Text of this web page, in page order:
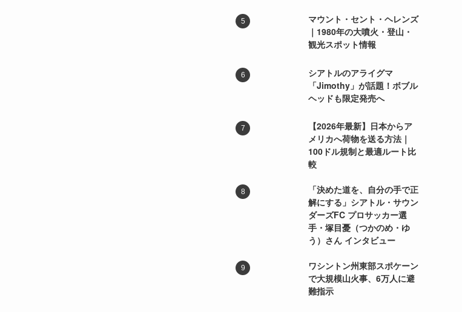
マウント・セント・ヘレンズ
｜1980年の大噴火・登山・
観光スポット情報
シアトルのアライグマ
「Jimothy」が話題！ボブル
ヘッドも限定発売へ
【2026年最新】日本からア
メリカへ荷物を送る方法｜
100ドル規制と最適ルート比
較
「決めた道を、自分の手で正
解にする」シアトル・サウン
ダーズFC プロサッカー選
手・塚目憂（つかのめ・ゆ
う）さん インタビュー
ワシントン州東部スポケーン
で大規模山火事、6万人に避
難指示